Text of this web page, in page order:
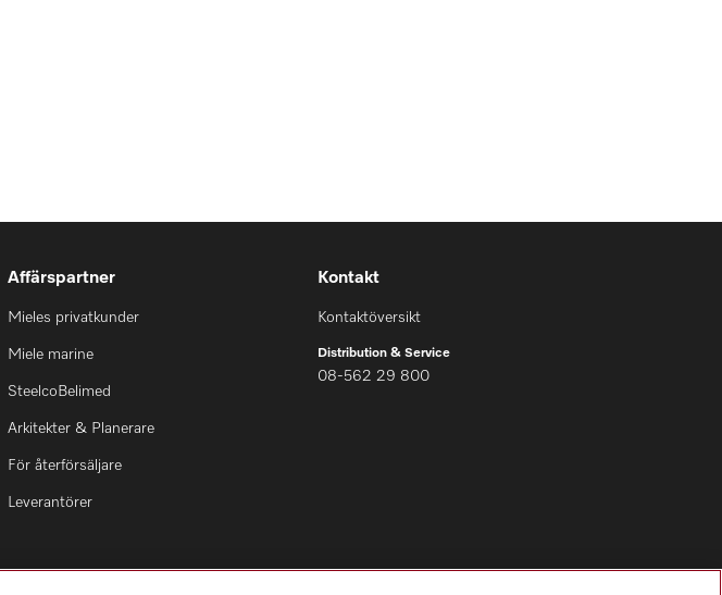
Affärspartner
Mieles privatkunder
Miele marine
SteelcoBelimed
Arkitekter & Planerare
För återförsäljare
Leverantörer
Kontakt
Kontaktöversikt
Distribution & Service
08-562 29 800